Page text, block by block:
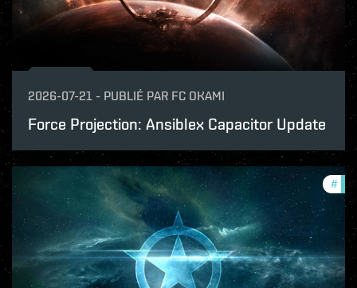
2026-07-21 - PUBLIÉ PAR FC OKAMI
Force Projection: Ansiblex Capacitor Update
#